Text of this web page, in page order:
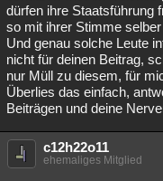
dürfen ihre Staatsführung
so mit ihrer Stimme
Und genau solche Leute
nicht für deinen Beitrag,
nur Müll zu diesem, für
Überlies das einfach,
Beiträgen und deine
c12h22o11
ehemaliges Mitglied